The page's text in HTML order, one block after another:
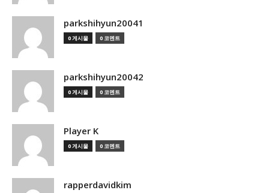
parkshihyun20041
0 게시물 0 코멘트
parkshihyun20042
0 게시물 0 코멘트
Player K
0 게시물 0 코멘트
rapperdavidkim